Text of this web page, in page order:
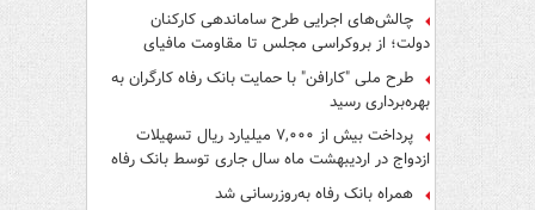
چالش‌های اجرایی طرح ساماندهی کارکنان
دولت؛ از بروکراسی مجلس تا مقاومت مافیای
واسطه‌گری
طرح ملی "کارافن" با حمایت بانک رفاه کارگران به
بهره‌برداری رسید
پرداخت بیش از ۷,۰۰۰ میلیارد ریال تسهیلات
ازدواج در اردیبهشت ماه سال جاری توسط بانک رفاه
کارگران
همراه بانک رفاه به‌روزرسانی شد